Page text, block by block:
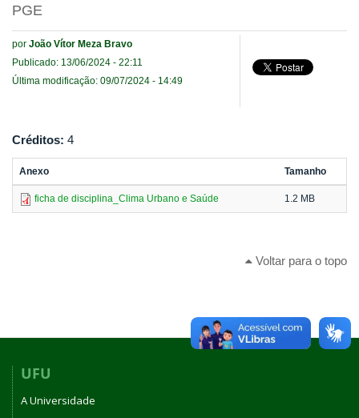
PGE
por João Vítor Meza Bravo
Publicado: 13/06/2024 - 22:11
Última modificação: 09/07/2024 - 14:49
Créditos: 4
Anexo Tamanho
ficha de disciplina_Clima Urbano e Saúde 1.2 MB
Voltar para o topo
UFU
A Universidade